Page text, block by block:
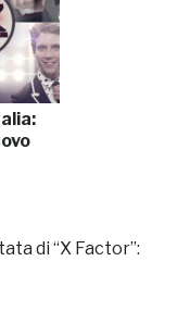
di “X Factor”: